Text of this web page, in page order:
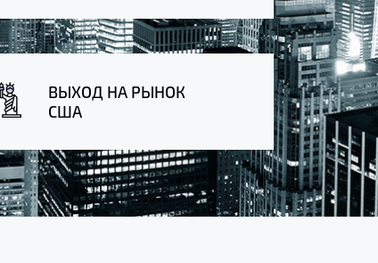
ВЫХОД НА РЫНОК
США